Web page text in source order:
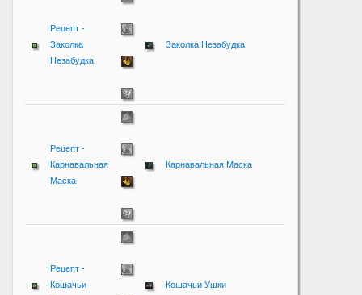
Рецепт -
Заколка
Незабудка
Заколка Незабудка
Рецепт -
Карнавальная
Маска
Карнавальная Маска
Рецепт -
Кошачьи
Кошачьи Ушки